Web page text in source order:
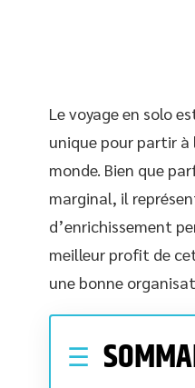
Le voyage en solo
unique pour partir
monde. Bien que
marginal, il
d’enrichissement
meilleur profit de
une bonne